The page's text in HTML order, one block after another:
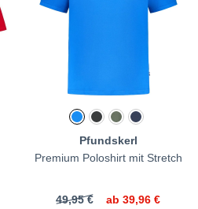
Pfundskerl
Premium Poloshirt mit Stretch
49,95 € ab 39,96 €